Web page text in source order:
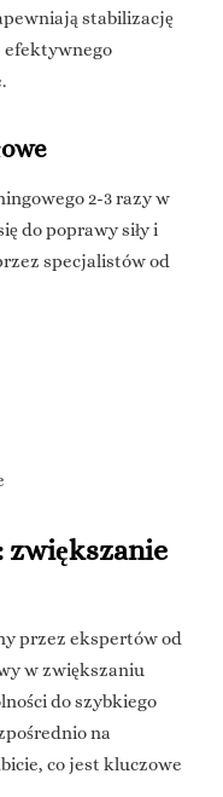
stabilizację
efektywnego
2-3 razy w
do poprawy siły i
specjalistów od
przez ekspertów od
w zwiększaniu
do szybkiego
na
co jest kluczowe